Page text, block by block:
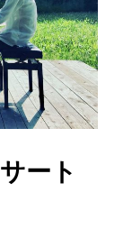
ート